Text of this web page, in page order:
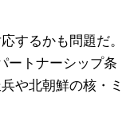
するかも問題だ。
ートナーシップ条
や北朝鮮の核・ミ